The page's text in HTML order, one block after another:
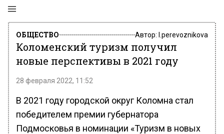
ОБЩЕСТВО Автор: l.perevoznikova
Коломенский туризм получил
новые перспективы в 2021 году
28 февраля 2022, 11:52
В 2021 году городской округ Коломна стал
победителем премии губернатора
Подмосковья в номинации «Туризм в новых